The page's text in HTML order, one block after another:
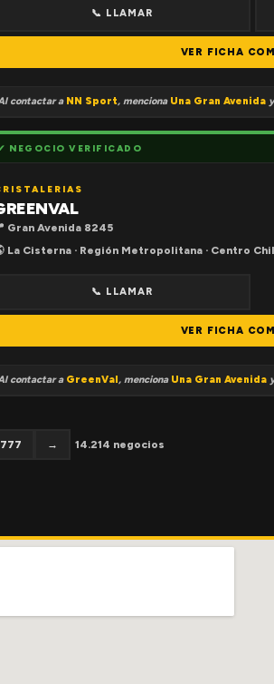
📞 LLAMAR
VER FICHA
contactar a NN Sport, menciona Una Gran Avenida
NEGOCIO VERIFICADO
Gran Avenida 8245
La Cisterna · Región Metropolitana · Centro
📞 LLAMAR
VER FICHA
contactar a GreenVal, menciona Una Gran Avenida
→ 14.214 negocios